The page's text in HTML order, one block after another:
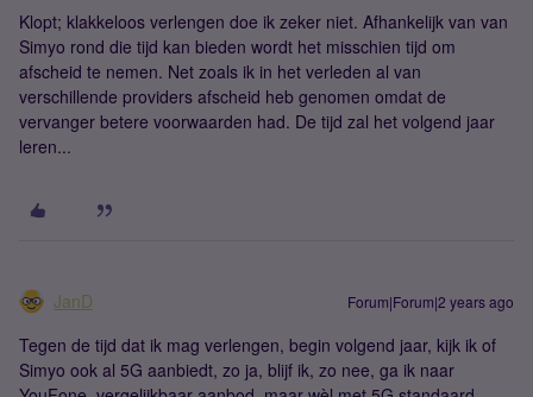
Klopt; klakkeloos verlengen doe ik zeker niet. Afhankelijk van van
Simyo rond die tijd kan bieden wordt het misschien tijd om
afscheid te nemen. Net zoals ik in het verleden al van
verschillende providers afscheid heb genomen omdat de
vervanger betere voorwaarden had. De tijd zal het volgend jaar
leren...
JanD Forum|Forum|2 years ago
Tegen de tijd dat ik mag verlengen, begin volgend jaar, kijk ik of
Simyo ook al 5G aanbiedt, zo ja, blijf ik, zo nee, ga ik naar